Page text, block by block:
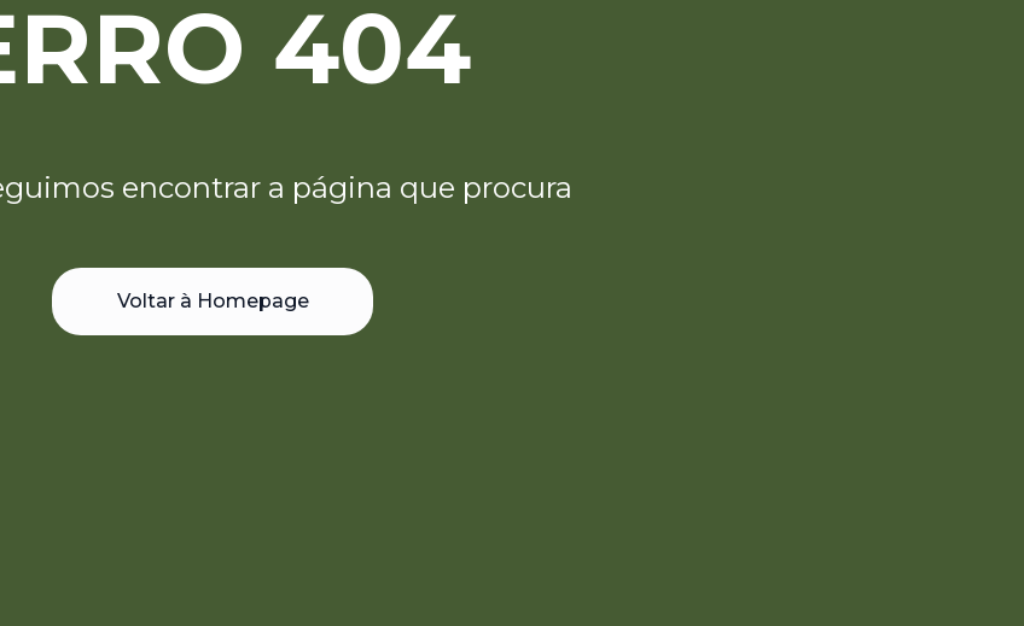
404
encontrar a página que procura
Voltar à Homepage